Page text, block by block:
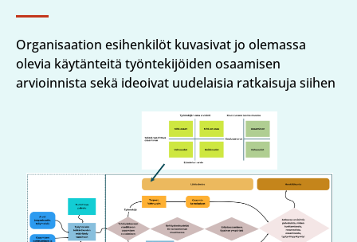
Organisaation esihenkilöt kuvasivat jo olemassa
olevia käytänteitä työntekijöiden osaamisen
arvioinnista sekä ideoivat uudelaisia ratkaisuja siihen